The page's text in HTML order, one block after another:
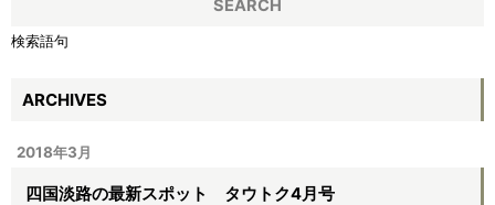
ARCHIVES
2018年3月
四国淡路の最新スポット タウトク4月号
SEARCH
検索語句